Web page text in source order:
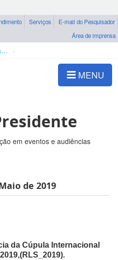
Serviços
E-mail do Pesquisador
Área de imprensa
Agenda de autoridades
MENU
em eventos e audiências
de 2019
da Cúpula Internacional